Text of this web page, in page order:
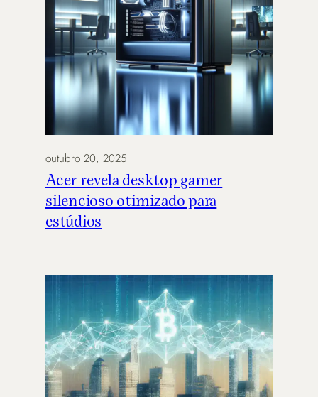
outubro 20, 2025
Acer revela desktop gamer
silencioso otimizado para
estúdios